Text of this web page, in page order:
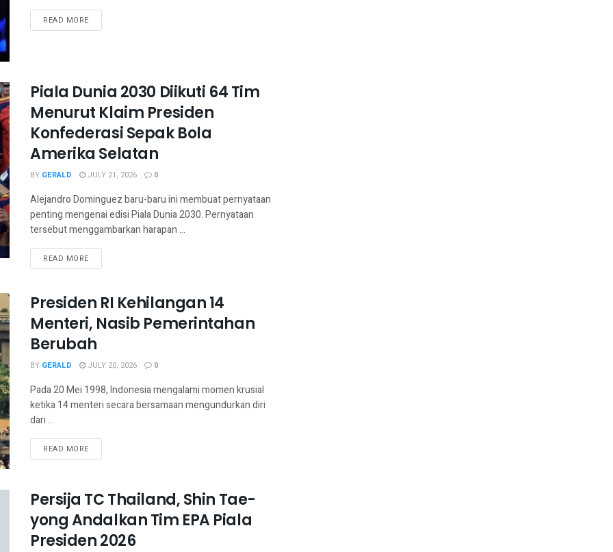
READ MORE
Piala Dunia 2030 Diikuti 64 Tim
Menurut Klaim Presiden
Konfederasi Sepak Bola
Amerika Selatan
BY GERALD JULY 21, 2026 0
Alejandro Dominguez baru-baru ini membuat pernyataan
penting mengenai edisi Piala Dunia 2030. Pernyataan
tersebut menggambarkan harapan ...
READ MORE
Presiden RI Kehilangan 14
Menteri, Nasib Pemerintahan
Berubah
BY GERALD JULY 20, 2026 0
Pada 20 Mei 1998, Indonesia mengalami momen krusial
ketika 14 menteri secara bersamaan mengundurkan diri
dari ...
READ MORE
Persija TC Thailand, Shin Tae-
yong Andalkan Tim EPA Piala
Presiden 2026